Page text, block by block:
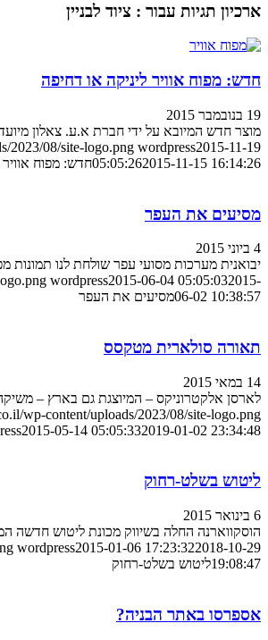
ארכיון תגיות עבור : ציוד לבניין
חדש: מפוח אוויר ליניקה או דחיפה
19 בנובמבר 2015
מוצר חדש המיובא על ידי חברת א.ע. צאלון
2023/08/site-logo.png wordpress2015-11-19
05:05:262015-11-15 16:14:26 חדש: מפוח אוויר
מסיעים את העפר
4 ביוני 2015
יבואנית מערכות מסועי עפר שולחת לנו תמונות
wordpress2015-06-04 05:05:032015-
06-02 10:38:57מסיעים את העפר
תאורה סולארית מטקסס
14 במאי 2015
לארסן אלקטרוניקס – המיוצגת גם בארץ –
wp-content/uploads/2023/08/site-logo.png
2015-05-14 05:05:332019-01-02 23:34:48
ליטוש בשלט-רחוק
6 בינואר 2015
הוסקווארנה החלה בשיווק מכונת ליטוש
wordpress2015-01-06 17:23:322018-10-29
19:08:47ליטוש בשלט-רחוק
אספרסו באתר הבניה?